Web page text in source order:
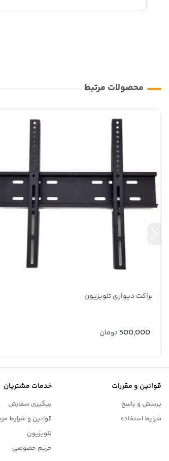
محصولات مرتبط
براکت دیواری تلویزیون
500,000 تومان
قوانین و مقررات
پرسش و پاسخ
شرایط استفاده
خدمات مشتریان
پیگیری سفارش
قوانین و شرایط
تلویزیون
حریم خصوصی